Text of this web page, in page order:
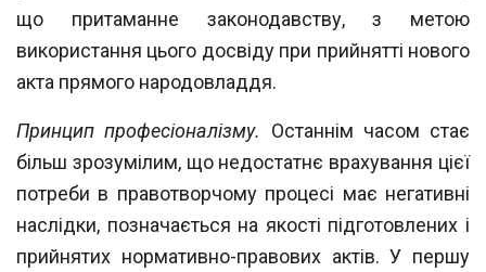
що притаманне законодавству, з метою
використання цього досвіду при прийнятті нового
акта прямого народовладдя.
Принцип професіоналізму. Останнім часом стає
більш зрозумілим, що недостатнє врахування цієї
потреби в правотворчому процесі має негативні
наслідки, позначається на якості підготовлених і
прийнятих нормативно-правових актів. У першу